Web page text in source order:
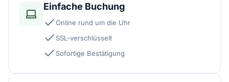
Einfache Buchung
Online rund um die Uhr
SSL-verschlüsselt
Sofortige Bestätigung